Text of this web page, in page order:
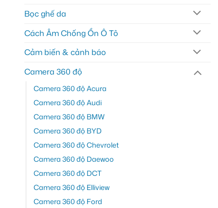
Bọc ghế da
Cách Âm Chống Ồn Ô Tô
Cảm biến & cảnh báo
Camera 360 độ
Camera 360 độ Acura
Camera 360 độ Audi
Camera 360 độ BMW
Camera 360 độ BYD
Camera 360 độ Chevrolet
Camera 360 độ Daewoo
Camera 360 độ DCT
Camera 360 độ Elliview
Camera 360 độ Ford